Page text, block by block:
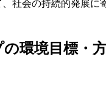
販売終了製品
社会の持続的発展に
環境目標・